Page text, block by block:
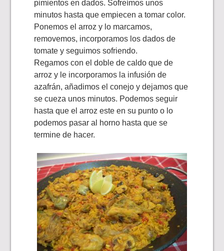
pimientos en dados. Sofreímos unos
minutos hasta que empiecen a tomar color.
Ponemos el arroz y lo marcamos,
removemos, incorporamos los dados de
tomate y seguimos sofriendo.
Regamos con el doble de caldo que de
arroz y le incorporamos la infusión de
azafrán, añadimos el conejo y dejamos que
se cueza unos minutos. Podemos seguir
hasta que el arroz este en su punto o lo
podemos pasar al horno hasta que se
termine de hacer.